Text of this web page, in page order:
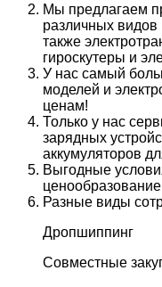
Мы предлагаем
различных видов
также
гироскутеры и
У нас самый
моделей и
ценам!
Только у нас
зарядных
аккумуляторов
Выгодные
Разные виды
Дропшиппинг
Совместные